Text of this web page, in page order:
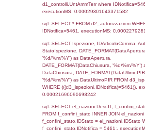
=
LEFT JOIN el_comuni
LEFT JOIN
el_regioni_1 ON
executionMS:
sql: SELECT